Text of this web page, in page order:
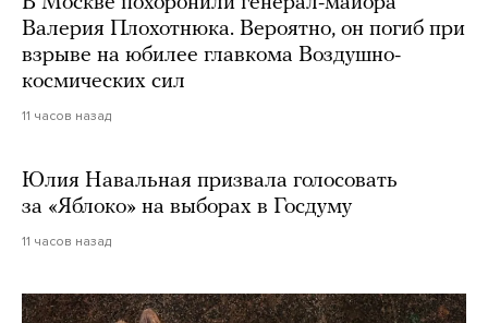
Валерия Плохотнюка. Вероятно, он погиб при
взрыве на юбилее главкома Воздушно-
космических сил
11 часов назад
Юлия Навальная призвала голосовать
за «Яблоко» на выборах в Госдуму
11 часов назад